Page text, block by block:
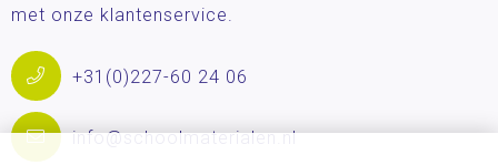
met onze klantenservice.
+31(0)227-60 24 06
info@schoolmaterialen.nl